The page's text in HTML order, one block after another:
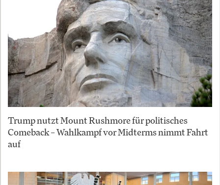
Trump nutzt Mount Rushmore für politisches
Comeback – Wahlkampf vor Midterms nimmt Fahrt
auf